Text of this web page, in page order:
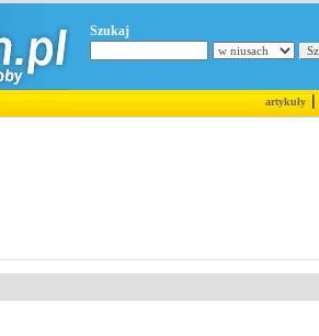
Szukaj
artykuły|